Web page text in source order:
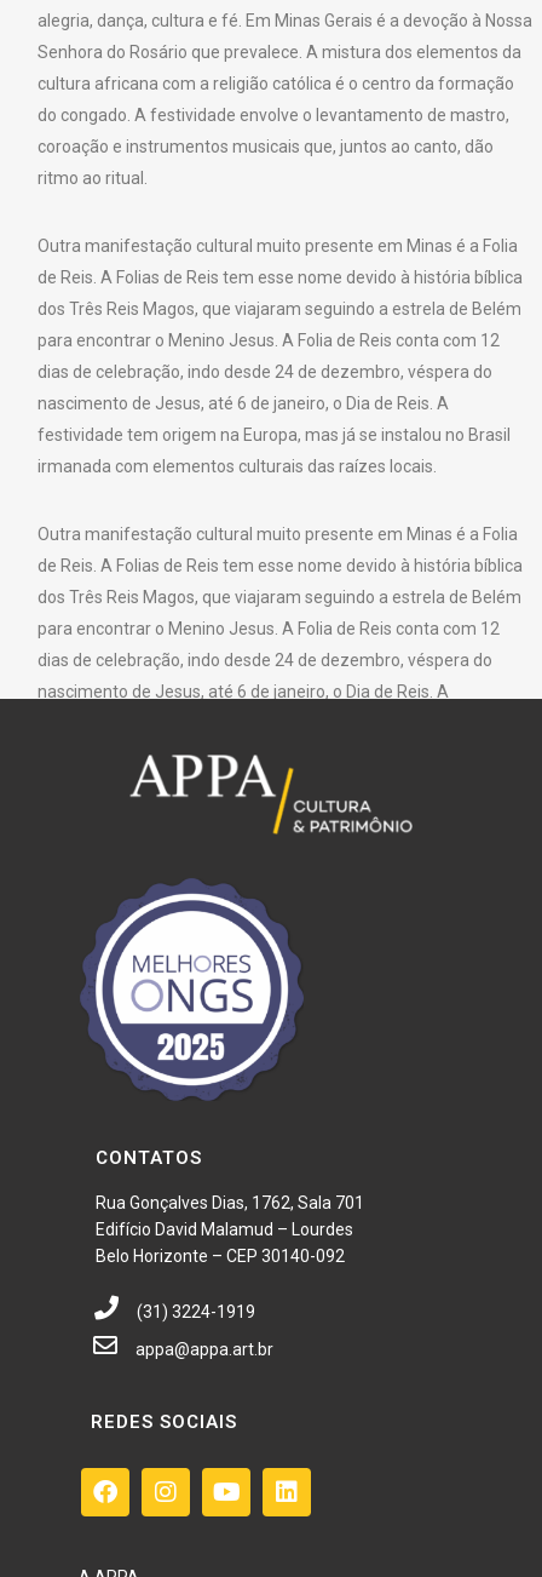
alegria, dança, cultura e fé. Em Minas Gerais é a devoção à Nossa
Senhora do Rosário que prevalece. A mistura dos elementos da
cultura africana com a religião católica é o centro da formação
do congado. A festividade envolve o levantamento de mastro,
coroação e instrumentos musicais que, juntos ao canto, dão
ritmo ao ritual.
Outra manifestação cultural muito presente em Minas é a Folia
de Reis. A Folias de Reis tem esse nome devido à história bíblica
dos Três Reis Magos, que viajaram seguindo a estrela de Belém
para encontrar o Menino Jesus. A Folia de Reis conta com 12
dias de celebração, indo desde 24 de dezembro, véspera do
nascimento de Jesus, até 6 de janeiro, o Dia de Reis. A
festividade tem origem na Europa, mas já se instalou no Brasil
irmanada com elementos culturais das raízes locais.
Outra manifestação cultural muito presente em Minas é a Folia
de Reis. A Folias de Reis tem esse nome devido à história bíblica
dos Três Reis Magos, que viajaram seguindo a estrela de Belém
para encontrar o Menino Jesus. A Folia de Reis conta com 12
dias de celebração, indo desde 24 de dezembro, véspera do
nascimento de Jesus, até 6 de janeiro, o Dia de Reis. A
irmanada com elementos culturais das raízes locais.
CONTATOS
Rua Gonçalves Dias, 1762, Sala 701
Edifício David Malamud – Lourdes
Belo Horizonte – CEP 30140-092
(31) 3224-1919
appa@appa.art.br
REDES SOCIAIS